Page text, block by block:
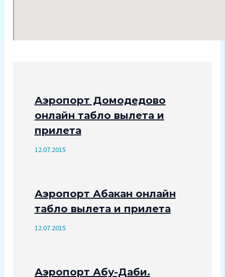
Аэропорт Домодедово
онлайн табло вылета и
прилета
12.07.2015
Аэропорт Абакан онлайн
табло вылета и прилета
12.07.2015
Аэропорт Абу-Даби.